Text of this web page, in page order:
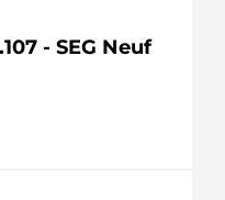
- SEG Neuf